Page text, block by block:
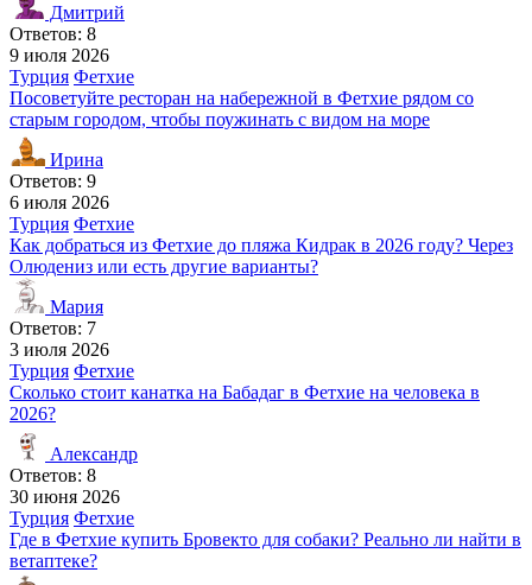
Дмитрий
Ответов: 8
9 июля 2026
Турция Фетхие
Посоветуйте ресторан на набережной в Фетхие рядом со
старым городом, чтобы поужинать с видом на море
Ирина
Ответов: 9
6 июля 2026
Турция Фетхие
Как добраться из Фетхие до пляжа Кидрак в 2026 году? Через
Олюдениз или есть другие варианты?
Мария
Ответов: 7
3 июля 2026
Турция Фетхие
Сколько стоит канатка на Бабадаг в Фетхие на человека в
2026?
Александр
Ответов: 8
30 июня 2026
Турция Фетхие
Где в Фетхие купить Бровекто для собаки? Реально ли найти в
ветаптеке?